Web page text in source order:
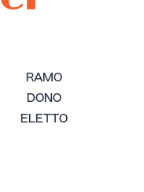
RAMO
DONO
ELETTO